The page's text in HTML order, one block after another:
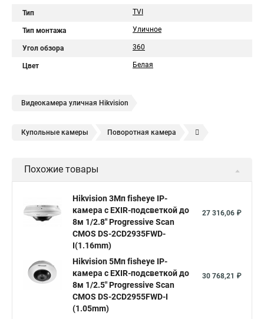
Тип TVI
Тип монтажа Уличное
Угол обзора 360
Цвет Белая
Видеокамера уличная Hikvision
Купольные камеры Поворотная камера
Камера видеонаблюдения hikvision
Hikvision купить Hikvision уличная ip камера
Hikvision poe
Hikvision 2 8 mm Hikvision camera Hikvision 2cd1148 i b
Видеонаблюдение Ip видеокамеры
Hikvision 2cd2142fwd
Похожие товары
Hikvision 3Мп fisheye IP-
камера c EXIR-подсветкой до
8м 1/2.8" Progressive Scan
CMOS DS-2CD2935FWD-
I(1.16mm)
27 316,06 ₽
Hikvision 5Мп fisheye IP-
камера c EXIR-подсветкой до
8м 1/2.5" Progressive Scan
CMOS DS-2CD2955FWD-I
(1.05mm)
30 768,21 ₽